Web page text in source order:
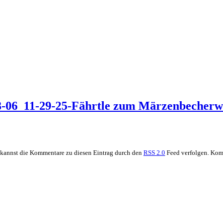
06_11-29-25-Fährtle zum
die Kommentare zu diesen Eintrag durch den RSS 2.0 Feed verfolgen.